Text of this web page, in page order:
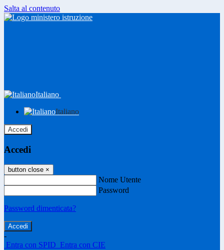
Salta al contenuto
Italiano
Italiano
Accedi
Accedi
button close ×
Nome Utente
Password
Password dimenticata?
-
Entra con SPID Entra con CIE